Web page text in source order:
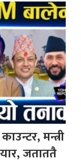
मन्त्री
जताततै